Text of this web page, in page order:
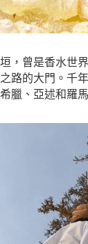
，曾是香水世
路的大門。千
臘、亞述和羅